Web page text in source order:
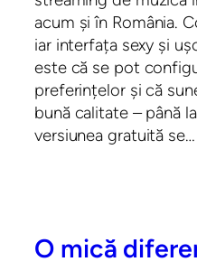
acum și în România.
iar interfața sexy și
este că se pot
preferințelor și că
bună calitate – până
versiunea gratuită se…
O mică